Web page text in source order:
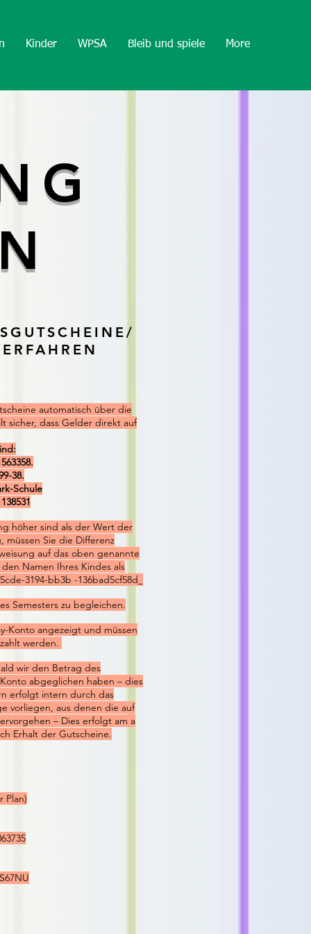
Kinder WPSA Bleib und spiele More
automatisch über die
sicher, dass Gelder direkt auf
38.
Schule
höher sind als der Wert der
Sie die Differenz
auf das oben genannte
Namen Ihres Kindes als
3194-bb3b -136bad5cf58d_
Semesters zu begleichen.
Konto angezeigt und müssen
werden.
wir den Betrag des
abgeglichen haben – dies
erfolgt intern durch das
vorliegen, aus denen die auf
– Dies erfolgt am a
Erhalt der Gutscheine.
Plan)